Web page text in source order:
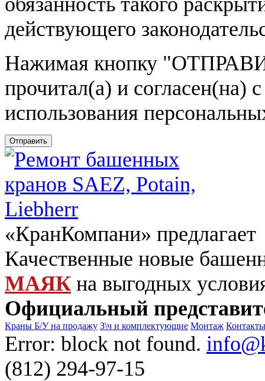
действующего
Нажимая кнопку
прочитал(а) и согласен(на)
использования
Отправить
«КранКомпани» предлагает
Качественные новые
МАЯК на выгодных
Официальный
Краны Б/У на продажу З\ч и комплектующие Монтаж Контакты
Error: block not found.
(812) 294-97-15